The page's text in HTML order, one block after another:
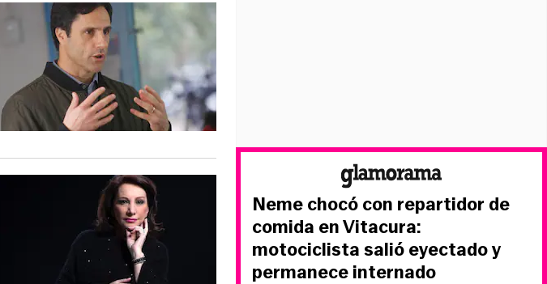
Neme chocó con repartidor de
comida en Vitacura:
motociclista salió eyectado y
permanece internado